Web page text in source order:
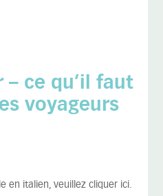
ce qu’il faut
voyageurs
en italien, veuillez cliquer ici.